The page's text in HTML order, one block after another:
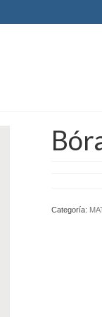
Categoría: